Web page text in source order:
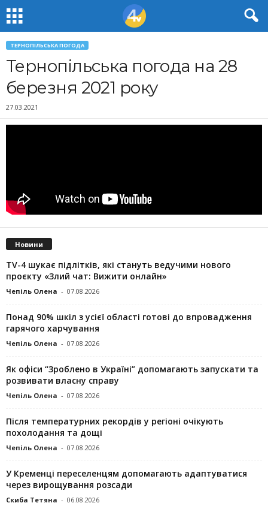
ТЕРНОПІЛЬСЬКА ПОГОДА
Тернопільська погода на 28
березня 2021 року
27.03.2021
Новини
TV-4 шукає підлітків, які стануть ведучими нового
проєкту «Злий чат: Вижити онлайн»
Чепіль Олена - 07.08.2026
Понад 90% шкіл з усієї області готові до впровадження
гарячого харчування
Чепіль Олена - 07.08.2026
Як офіси “Зроблено в Україні” допомагають запускaти та
розвивати власну справу
Чепіль Олена - 07.08.2026
Після температурних рекордів у регіоні очікують
похолодання та дощі
Чепіль Олена - 07.08.2026
У Кременці переселенцям допомагають адаптуватися
через вирощування розсади
Скиба Тетяна - 06.08.2026